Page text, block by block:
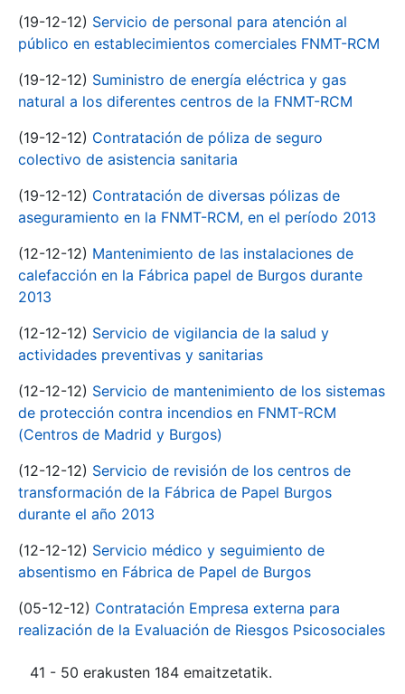
(19-12-12) Servicio de personal para atención al
público en establecimientos comerciales FNMT-RCM
(19-12-12) Suministro de energía eléctrica y gas
natural a los diferentes centros de la FNMT-RCM
(19-12-12) Contratación de póliza de seguro
colectivo de asistencia sanitaria
(19-12-12) Contratación de diversas pólizas de
aseguramiento en la FNMT-RCM, en el período 2013
(12-12-12) Mantenimiento de las instalaciones de
calefacción en la Fábrica papel de Burgos durante
2013
(12-12-12) Servicio de vigilancia de la salud y
actividades preventivas y sanitarias
(12-12-12) Servicio de mantenimiento de los sistemas
de protección contra incendios en FNMT-RCM
(Centros de Madrid y Burgos)
(12-12-12) Servicio de revisión de los centros de
transformación de la Fábrica de Papel Burgos
durante el año 2013
(12-12-12) Servicio médico y seguimiento de
absentismo en Fábrica de Papel de Burgos
(05-12-12) Contratación Empresa externa para
realización de la Evaluación de Riesgos Psicosociales
41 - 50 erakusten 184 emaitzetatik.